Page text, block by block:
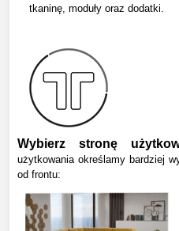
tkaninę, moduły oraz dodatki.
Wybierz stronę
użytkowania określamy bardziej
od frontu: